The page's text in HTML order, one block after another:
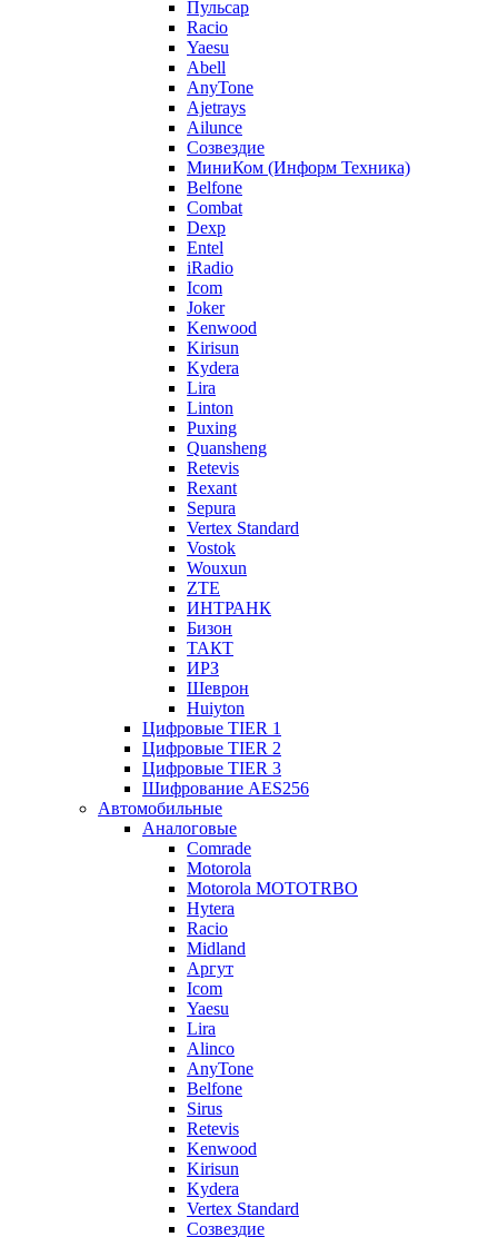
Пульсар
Racio
Yaesu
Abell
AnyTone
Ajetrays
Ailunce
Созвездие
МиниКом (Информ Техника)
Belfone
Combat
Dexp
Entel
iRadio
Icom
Joker
Kenwood
Kirisun
Kydera
Lira
Linton
Puxing
Quansheng
Retevis
Rexant
Sepura
Vertex Standard
Vostok
Wouxun
ZTE
ИНТРАНК
Бизон
ТАКТ
ИРЗ
Шеврон
Huiyton
Цифровые TIER 1
Цифровые TIER 2
Цифровые TIER 3
Шифрование AES256
Автомобильные
Аналоговые
Comrade
Motorola
Motorola MOTOTRBO
Hytera
Racio
Midland
Аргут
Icom
Yaesu
Lira
Alinco
AnyTone
Belfone
Sirus
Retevis
Kenwood
Kirisun
Kydera
Vertex Standard
Созвездие